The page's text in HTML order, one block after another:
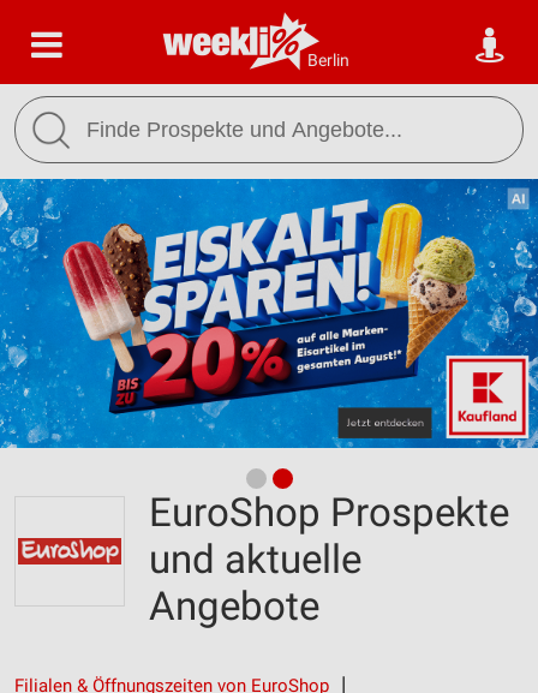
Berlin
EuroShop Prospekte
und aktuelle
Angebote
Filialen & Öffnungszeiten von EuroShop